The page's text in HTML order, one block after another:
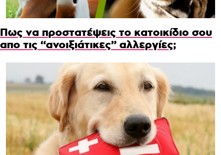
Πως να προστατέψεις το κατοικίδιο σου
απο τις “ανοιξιάτικες” αλλεργίες;